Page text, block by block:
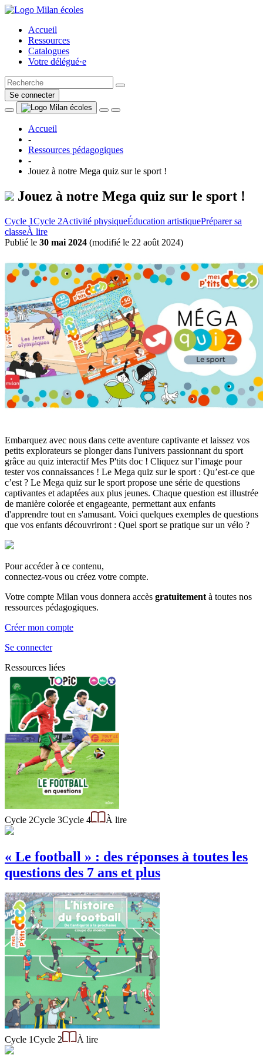
Accueil
Ressources
Catalogues
Votre délégué·e
Se connecter
Accueil
-
Ressources pédagogiques
-
Jouez à notre Mega quiz sur le sport !
Jouez à notre Mega quiz sur le sport !
Cycle 1Cycle 2Activité physiqueÉducation artistiquePréparer sa
classeÀ lire
Publié le 30 mai 2024 (modifié le 22 août 2024)
Embarquez avec nous dans cette aventure captivante et laissez vos
petits explorateurs se plonger dans l'univers passionnant du sport
grâce au quiz interactif Mes P'tits doc ! Cliquez sur l’image pour
tester vos connaissances ! Le Mega quiz sur le sport : Qu’est-ce que
c’est ? Le Mega quiz sur le sport propose une série de questions
captivantes et adaptées aux plus jeunes. Chaque question est illustrée
de manière colorée et engageante, permettant aux enfants
d'apprendre tout en s'amusant. Voici quelques exemples de questions
que vos enfants découvriront : Quel sport se pratique sur un vélo ?
Pour accéder à ce contenu,
connectez-vous ou créez votre compte.
Votre compte Milan vous donnera accès gratuitementà toutes nos
ressources pédagogiques.
Créer mon compte
Se connecter
Ressources liées
Cycle 2Cycle 3Cycle 4 À lire
« Le football » : des réponses à toutes les
questions des 7 ans et plus
Cycle 1Cycle 2 À lire